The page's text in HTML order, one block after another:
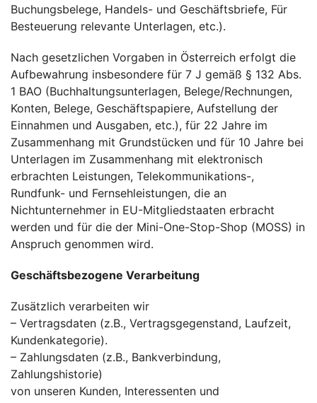
Buchungsbelege, Handels- und Geschäftsbriefe, Für
Besteuerung relevante Unterlagen, etc.).
Nach gesetzlichen Vorgaben in Österreich erfolgt die
Aufbewahrung insbesondere für 7 J gemäß § 132 Abs.
1 BAO (Buchhaltungsunterlagen, Belege/Rechnungen,
Konten, Belege, Geschäftspapiere, Aufstellung der
Einnahmen und Ausgaben, etc.), für 22 Jahre im
Zusammenhang mit Grundstücken und für 10 Jahre bei
Unterlagen im Zusammenhang mit elektronisch
erbrachten Leistungen, Telekommunikations-,
Rundfunk- und Fernsehleistungen, die an
Nichtunternehmer in EU-Mitgliedstaaten erbracht
werden und für die der Mini-One-Stop-Shop (MOSS) in
Anspruch genommen wird.
Geschäftsbezogene Verarbeitung
Zusätzlich verarbeiten wir
– Vertragsdaten (z.B., Vertragsgegenstand, Laufzeit,
Kundenkategorie).
– Zahlungsdaten (z.B., Bankverbindung,
Zahlungshistorie)
von unseren Kunden, Interessenten und